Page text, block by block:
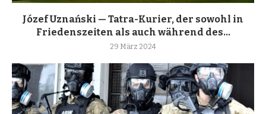
Józef Uznański — Tatra-Kurier, der sowohl in
Friedenszeiten als auch während des...
29 März 2024